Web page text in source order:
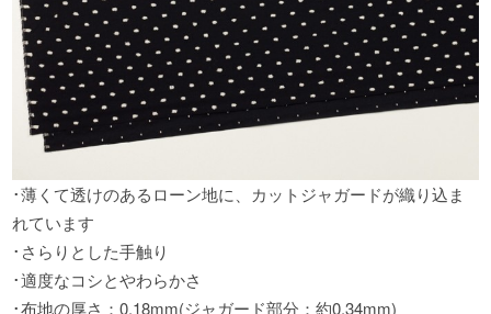
･薄くて透けのあるローン地に
カットジャガードが織り込ま
れています
･さらりとした手触り
･適度なコシとやわらかさ
･布地の厚さ ：0.18mm(ジャガード部分 ：約0.34mm)